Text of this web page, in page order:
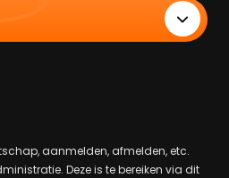
aanmelden, afmelden, etc.
Deze is te bereiken via dit